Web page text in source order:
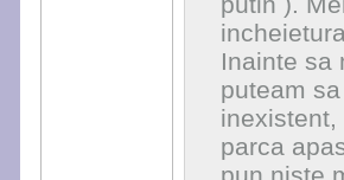
Inainte sa
puteam
parca